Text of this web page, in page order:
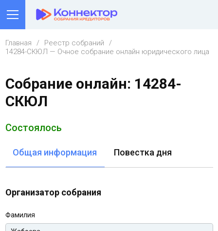
Главная
Реестр собраний
14284-СКЮЛ — Очное собрание онлайн юридического лица
Собрание онлайн: 14284-
СКЮЛ
Состоялось
Общая информация Повестка дня
Организатор собрания
Фамилия